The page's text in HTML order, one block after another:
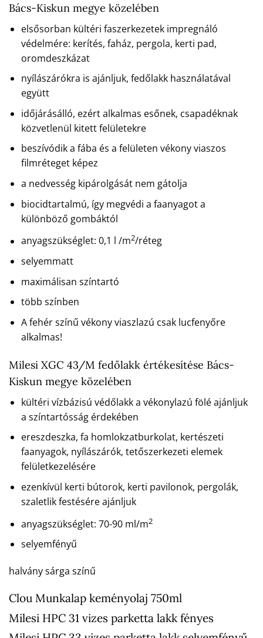
Bács-Kiskun megye közelében
elsősorban kültéri faszerkezetek impregnáló
védelmére: kerítés, faház, pergola, kerti pad,
oromdeszkázat
nyílászárókra is ajánljuk, fedőlakk használatával
együtt
időjárásálló, ezért alkalmas esőnek, csapadéknak
közvetlenül kitett felületekre
beszívódik a fába és a felületen vékony viaszos
filmréteget képez
a nedvesség kipárolgását nem gátolja
biocidtartalmú, így megvédi a faanyagot a
különböző gombáktól
anyagszükséglet: 0,1 l /m2/réteg
selyemmatt
maximálisan színtartó
több színben
A fehér színű vékony viaszlazú csak lucfenyőre
alkalmas!
Milesi XGC 43/M fedőlakk értékesítése Bács-
Kiskun megye közelében
kültéri vízbázisú védőlakk a vékonylazú fölé ajánljuk
a színtartósság érdekében
ereszdeszka, fa homlokzatburkolat, kertészeti
faanyagok, nyílászárók, tetőszerkezeti elemek
felületkezelésére
ezenkívül kerti bútorok, kerti pavilonok, pergolák,
szaletlik festésére ajánljuk
anyagszükséglet: 70-90 ml/m2
selyemfényű
halvány sárga színű
Clou Munkalap keményolaj 750ml
Milesi HPC 31 vizes parketta lakk fényes